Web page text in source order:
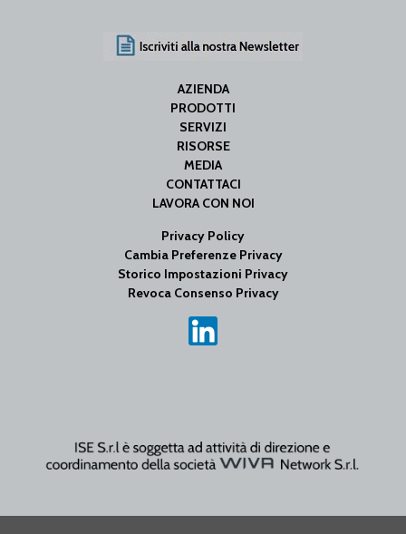
AZIENDA
PRODOTTI
SERVIZI
RISORSE
MEDIA
CONTATTACI
LAVORA CON NOI
Privacy Policy
Cambia Preferenze Privacy
Storico Impostazioni Privacy
Revoca Consenso Privacy